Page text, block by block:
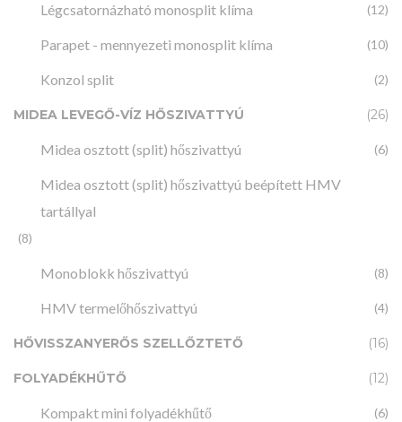
Légcsatornázható monosplit klíma (12)
Parapet - mennyezeti monosplit klíma (10)
Konzol split (2)
MIDEA LEVEGŐ-VÍZ HŐSZIVATTYÚ (26)
Midea osztott (split) hőszivattyú (6)
Midea osztott (split) hőszivattyú beépített HMV
tartállyal
(8)
Monoblokk hőszivattyú (8)
HMV termelőhőszivattyú (4)
HŐVISSZANYERŐS SZELLŐZTETŐ (16)
FOLYADÉKHŰTŐ (12)
Kompakt mini folyadékhűtő (6)